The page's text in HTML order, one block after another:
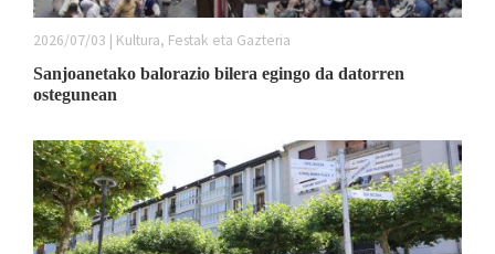
2026/07/03 | Kultura, Festak eta Gazteria
Sanjoanetako balorazio bilera egingo da datorren
ostegunean